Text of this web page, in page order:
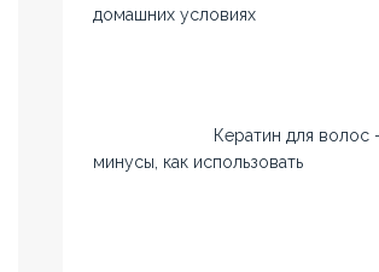
домашних условиях
Кератин для волос
минусы, как использовать